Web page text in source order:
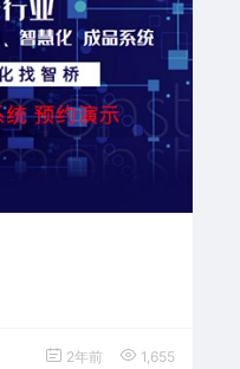
2年前 1,655